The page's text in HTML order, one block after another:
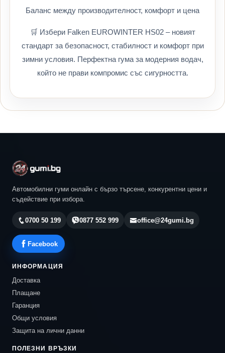
Баланс между производителност, комфорт и цена
🛒 Избери Falken EUROWINTER HS02 – новият
стандарт за безопасност, стабилност и комфорт при
зимни условия. Перфектна гума за модерния водач,
който не прави компромис със сигурността.
Автомобилни гуми онлайн с бързо търсене, конкурентни цени и
съдействие при избора.
0700 50 199 0877 552 999 office@24gumi.bg
Facebook
ИНФОРМАЦИЯ
Доставка
Плащане
Гаранция
Общи условия
Защита на лични данни
ПОЛЕЗНИ ВРЪЗКИ